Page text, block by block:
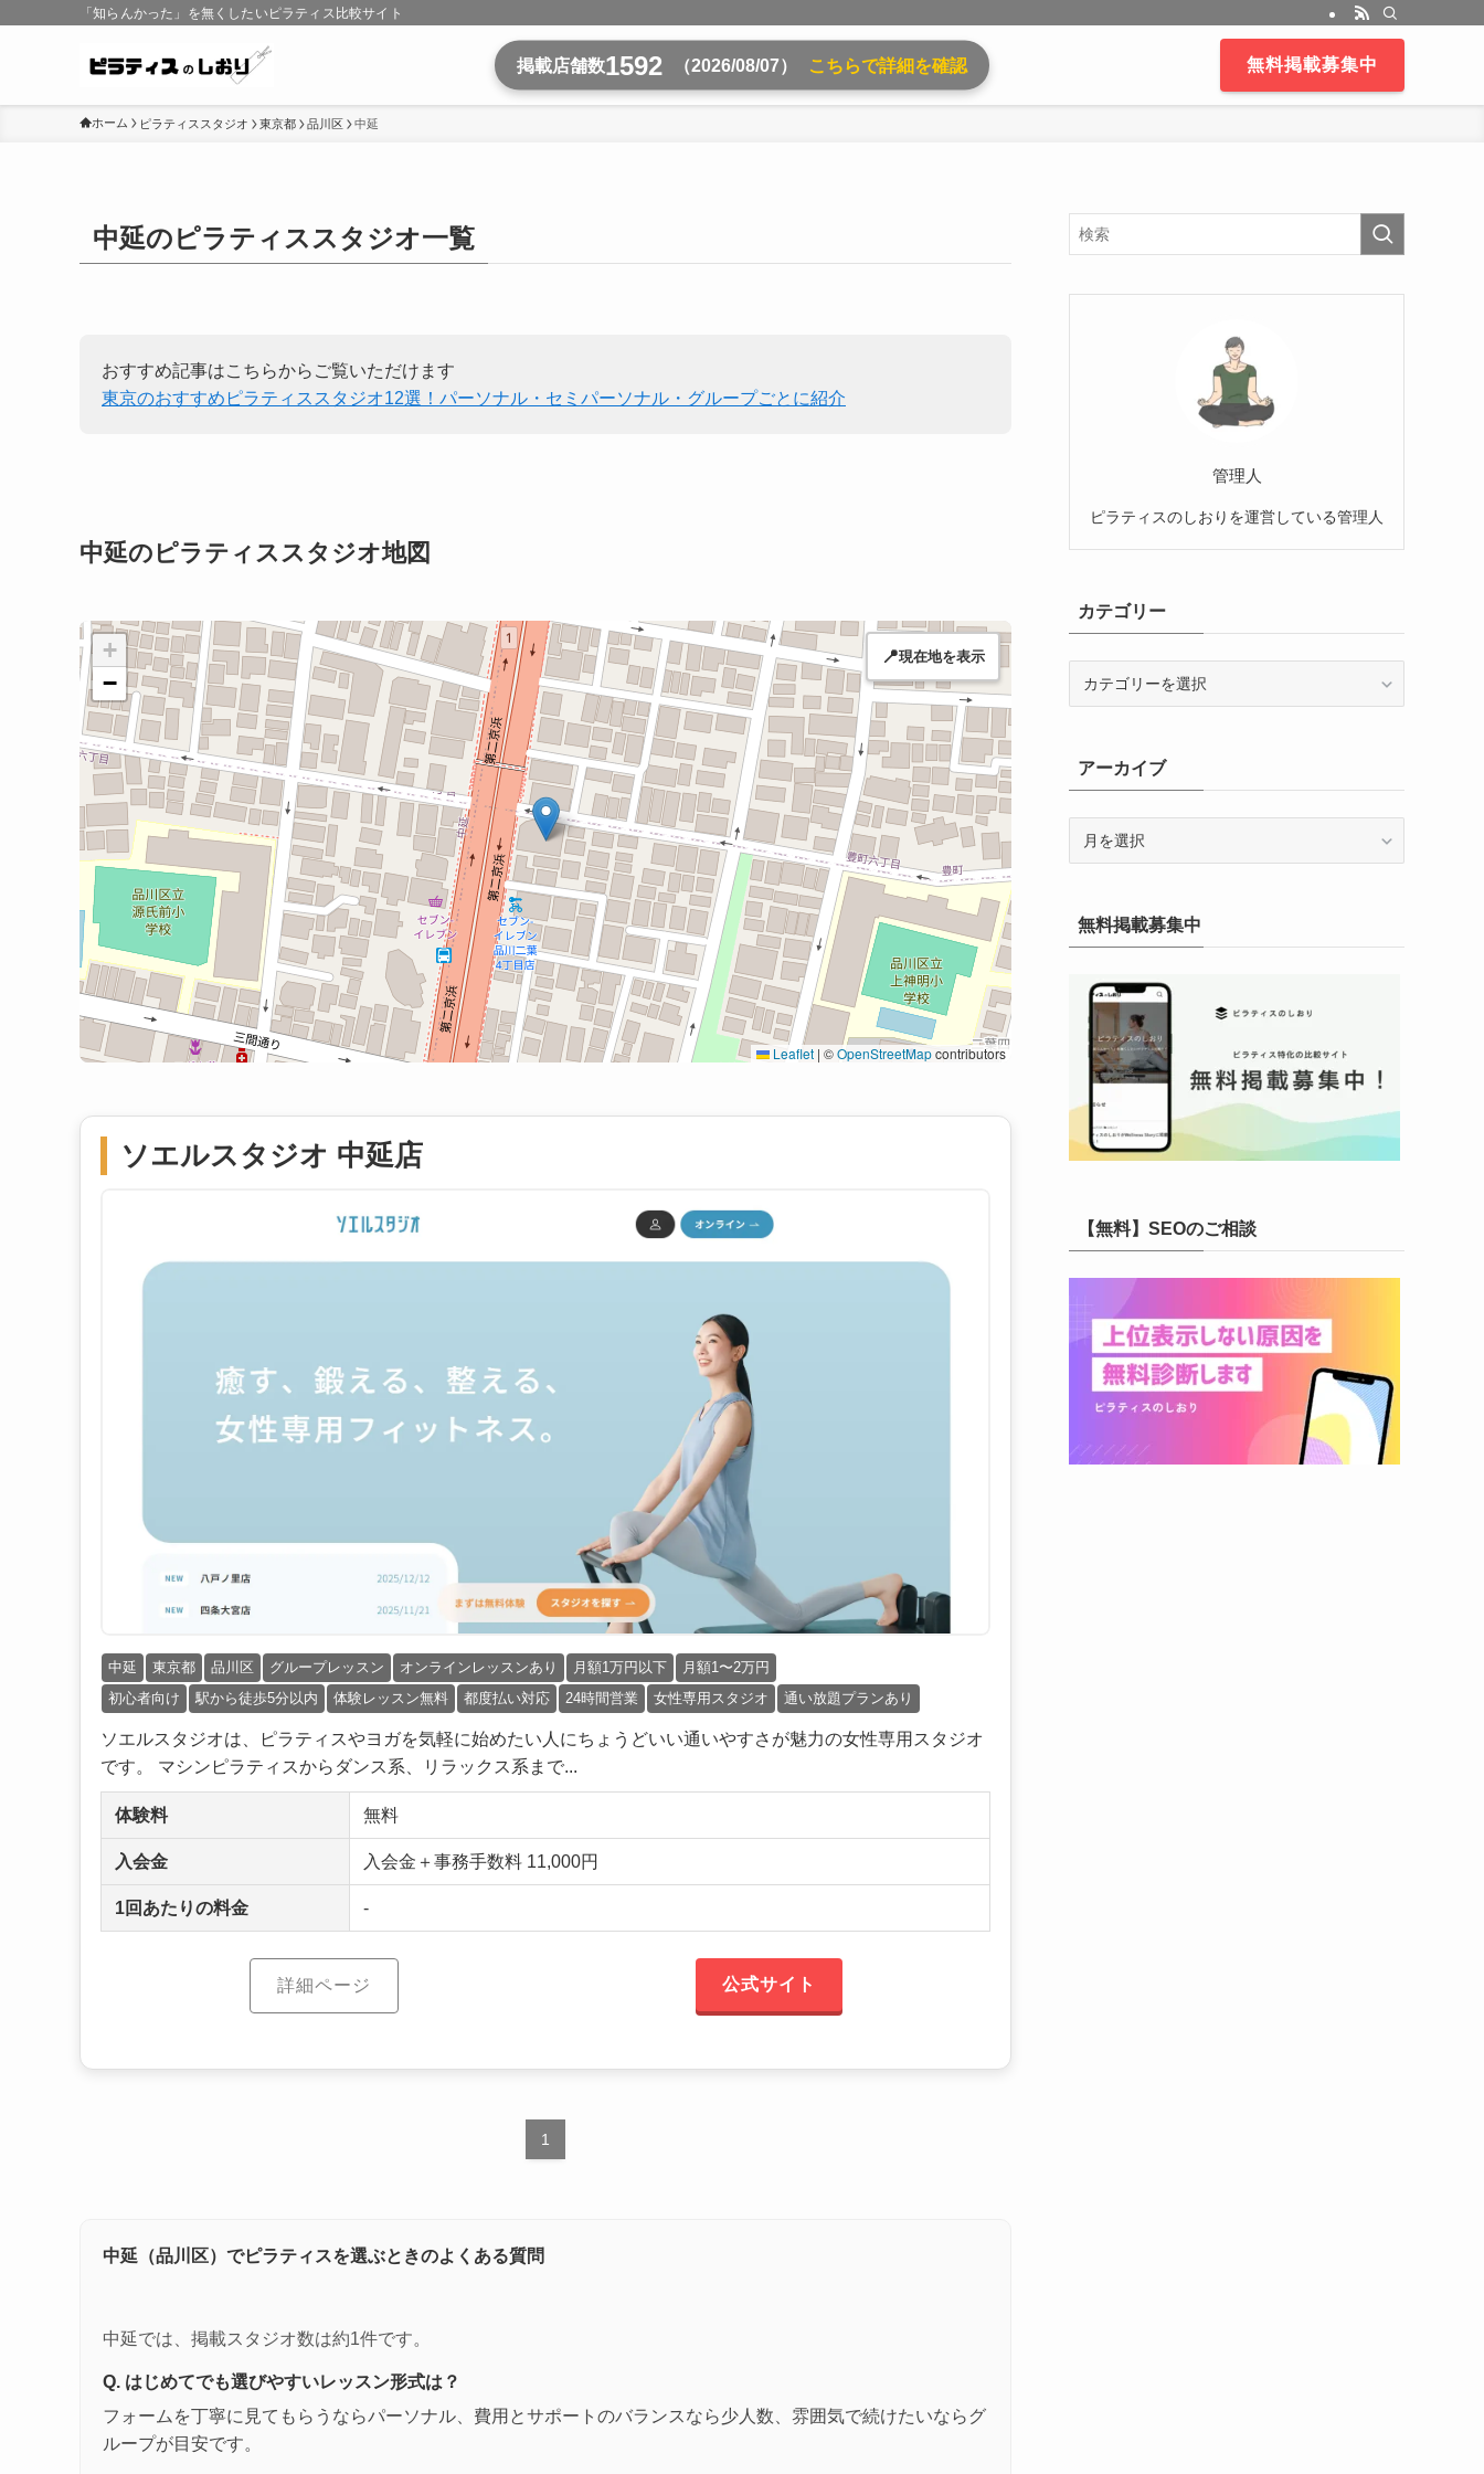
「知らんかった」を無くしたいピラティス比較サイト
無料掲載募集中
掲載店舗数1592 （2026/08/07） こちらで詳細を確認
ホーム ピラティススタジオ 東京都 品川区 中延
中延のピラティススタジオ一覧
おすすめ記事はこちらからご覧いただけます
東京のおすすめピラティススタジオ12選！パーソナル・セミパーソナル・グループごとに紹介
中延のピラティススタジオ地図
+
−
Leaflet | ©OpenStreetMapcontributors
📍現在地を表示
ソエルスタジオ 中延店
中延 東京都 品川区 グループレッスン オンラインレッスンあり 月額1万円以下
月額1〜2万円
初心者向け
駅から徒歩5分以内 体験レッスン無料 都度払い対応 24時間営業 女性専用スタジオ 通い放題プランあり
ソエルスタジオは、ピラティスやヨガを気軽に始めたい人にちょうどいい通いやすさが魅力の女性専用スタジオ
です。 マシンピラティスからダンス系、リラックス系まで...
体験料 無料
入会金 入会金＋事務手数料 11,000円
1回あたりの料金 -
詳細ページ 公式サイト
1
中延（品川区）でピラティスを選ぶときのよくある質問
中延では、掲載スタジオ数は約1件です。
Q. はじめてでも選びやすいレッスン形式は？
フォームを丁寧に見てもらうならパーソナル、費用とサポートのバランスなら少人数、雰囲気で続けたいならグ
ループが目安です。
管理人
ピラティスのしおりを運営している管理人
カテゴリー
ーアーカイブ
ブ無料掲載募集中
【無料】SEOのご相談